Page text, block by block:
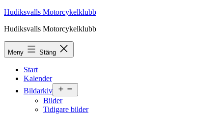
Hoppa
innehåll
Hudiksvalls Motorcykelklubb
Hudiksvalls Motorcykelklubb
Meny Stäng
Start
Kalender
Bildarkiv
meny
Bilder
Tidigare bilder